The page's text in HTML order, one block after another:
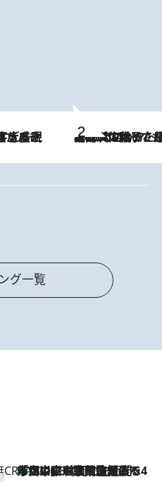
2026.8.5
【阿川佐和子さんの年とる力】なぜ70代で始めた趣味は“こんなに楽しい”のか？ ピアノ、俳句…スランプに陥っても続けられる“ある秘訣”とは
グ一覧
CREA'S CHOICE
2026.8.7
「立川にも歌舞伎があるんだよ」 片岡仁左衛門・市川中車ら豪華座組みで4年目の立川立飛歌舞伎へ